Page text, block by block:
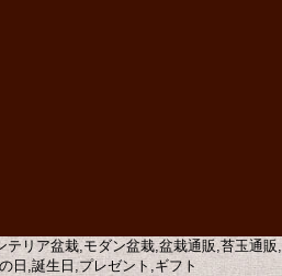
リア盆栽,モダン盆栽,盆栽通販,苔玉通
日,誕生日,プレゼント,ギフト